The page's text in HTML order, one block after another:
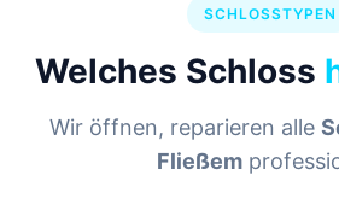
SCHLOSSTYPEN
Welches Schloss
Wir öffnen, reparieren alle
Fließem